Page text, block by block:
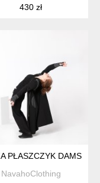
430 zł
KOLOROWA
PŁASZCZYK DAMSKI
NavahoClothing